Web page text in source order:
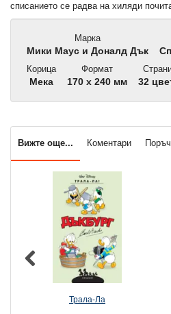
списанието се радва на хиляди
Марка
Мики Маус и Доналд Дък
Корица
Мека
Формат
170 x 240 мм
32
Вижте още... Коментари
Трала-Ла